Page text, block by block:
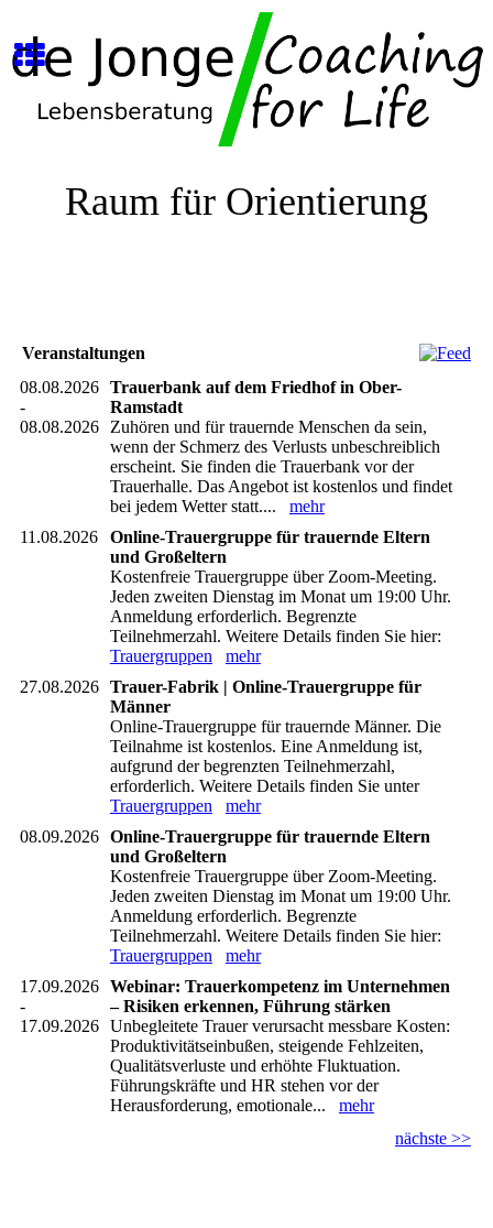
Raum für Orientierung
Veranstaltungen
08.08.2026
-
08.08.2026
Trauerbank auf dem Friedhof in Ober-
Ramstadt
Zuhören und für trauernde Menschen da sein,
wenn der Schmerz des Verlusts unbeschreiblich
erscheint. Sie finden die Trauerbank vor der
Trauerhalle. Das Angebot ist kostenlos und findet
bei jedem Wetter statt.... mehr
11.08.2026
Online-Trauergruppe für trauernde Eltern
und Großeltern
Kostenfreie Trauergruppe über Zoom-Meeting.
Jeden zweiten Dienstag im Monat um 19:00 Uhr.
Anmeldung erforderlich. Begrenzte
Teilnehmerzahl. Weitere Details finden Sie hier:
Trauergruppen
mehr
27.08.2026 Trauer-Fabrik | Online-Trauergruppe für
Männer
Online-Trauergruppe für trauernde Männer. Die
Teilnahme ist kostenlos. Eine Anmeldung ist,
aufgrund der begrenzten Teilnehmerzahl,
erforderlich. Weitere Details finden Sie unter
Trauergruppen
mehr
08.09.2026 Online-Trauergruppe für trauernde Eltern
und Großeltern
Kostenfreie Trauergruppe über Zoom-Meeting.
Jeden zweiten Dienstag im Monat um 19:00 Uhr.
Anmeldung erforderlich. Begrenzte
Teilnehmerzahl. Weitere Details finden Sie hier:
Trauergruppen
mehr
17.09.2026
-
17.09.2026
Webinar: Trauerkompetenz im Unternehmen
– Risiken erkennen, Führung stärken
Unbegleitete Trauer verursacht messbare Kosten:
Produktivitätseinbußen, steigende Fehlzeiten,
Qualitätsverluste und erhöhte Fluktuation.
Führungskräfte und HR stehen vor der
Herausforderung, emotionale... mehr
nächste >>